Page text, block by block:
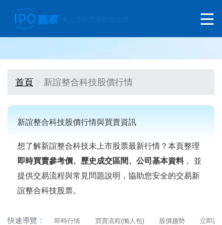
首頁 新誼整合科技股價行情
新誼整合科技股價行情與買賣資訊
想了解新誼整合科技未上市股票最新行情？本頁整理
即時買賣參考價、歷史成交區間、公司基本資料， 並
提供交易流程與常見問題說明，協助您安全的交易新
誼整合科技股票。
快速導覽： 即時行情 買賣流程(懶人包) 股價趨勢 立即詢